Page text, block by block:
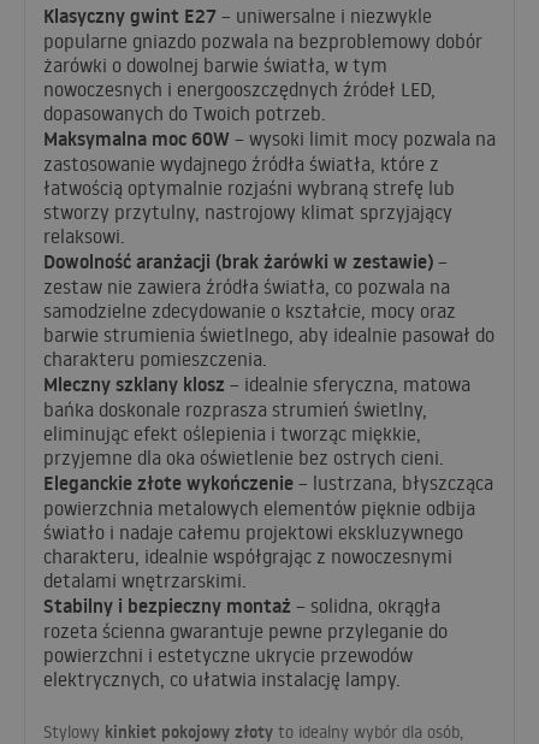
Klasyczny gwint E27 – uniwersalne i niezwykle
popularne gniazdo pozwala na bezproblemowy dobór
żarówki o dowolnej barwie światła, w tym
nowoczesnych i energooszczędnych źródeł LED
dopasowanych do Twoich potrzeb.
Maksymalna moc 60W – wysoki limit mocy pozwala na
zastosowanie wydajnego źródła światła, które z
łatwością optymalnie rozjaśni wybraną strefę lub
stworzy przytulny, nastrojowy klimat sprzyjający
relaksowi.
Dowolność aranżacji (brak żarówki w zestawie) –
zestaw nie zawiera źródła światła, co pozwala na
samodzielne zdecydowanie o kształcie, mocy oraz
barwie strumienia świetlnego, aby idealnie pasował do
charakteru pomieszczenia.
Mleczny szklany klosz – idealnie sferyczna, matowa
bańka doskonale rozprasza strumień świetlny,
eliminując efekt oślepienia i tworząc miękkie,
przyjemne dla oka oświetlenie bez ostrych cieni.
Eleganckie złote wykończenie – lustrzana, błyszcząca
powierzchnia metalowych elementów pięknie odbija
światło i nadaje całemu projektowi ekskluzywnego
charakteru, idealnie współgrając z nowoczesnymi
detalami wnętrzarskimi.
Stabilny i bezpieczny montaż – solidna, okrągła
rozeta ścienna gwarantuje pewne przyleganie do
powierzchni i estetyczne ukrycie przewodów
elektrycznych, co ułatwia instalację lampy.
Stylowy kinkiet pokojowy złoty to idealny wybór dla osób,